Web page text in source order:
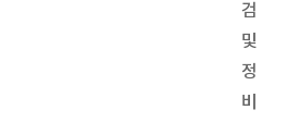
검
및
정
비